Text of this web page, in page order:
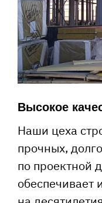
Высокое
Наши цеха
прочных,
по проектной
обеспечивает